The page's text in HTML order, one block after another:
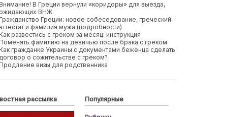
Внимание! В Греции вернули «коридоры» для выезда,
ожидающих ВНЖ
Гражданство Греции: новое собеседование, греческий
аттестат и фамилия мужа (подробности)
Как развестись с греком за месяц: инструкция
Поменять фамилию на девичью после брака с греком
Как гражданке Украины с документами беженца сделать
договор о сожительстве с греком?
Продление визы для родственника
рассылка Популярные